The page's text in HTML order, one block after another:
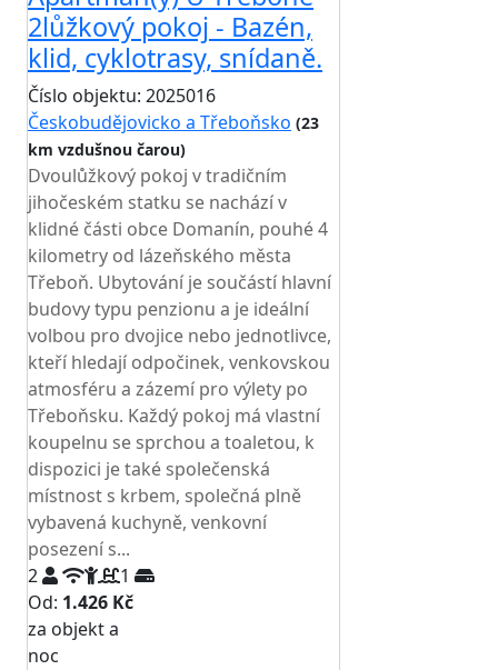
2lůžkový pokoj - Bazén,
klid, cyklotrasy, snídaně.
Číslo objektu: 2025016
Českobudějovicko a Třeboňsko (23
km vzdušnou čarou)
Dvoulůžkový pokoj v tradičním
jihočeském statku se nachází v
klidné části obce Domanín, pouhé 4
kilometry od lázeňského města
Třeboň. Ubytování je součástí hlavní
budovy typu penzionu a je ideální
volbou pro dvojice nebo jednotlivce,
kteří hledají odpočinek, venkovskou
atmosféru a zázemí pro výlety po
Třeboňsku. Každý pokoj má vlastní
koupelnu se sprchou a toaletou, k
dispozici je také společenská
místnost s krbem, společná plně
vybavená kuchyně, venkovní
posezení s...
2
1
Od: 1.426 Kč
za objekt a
noc